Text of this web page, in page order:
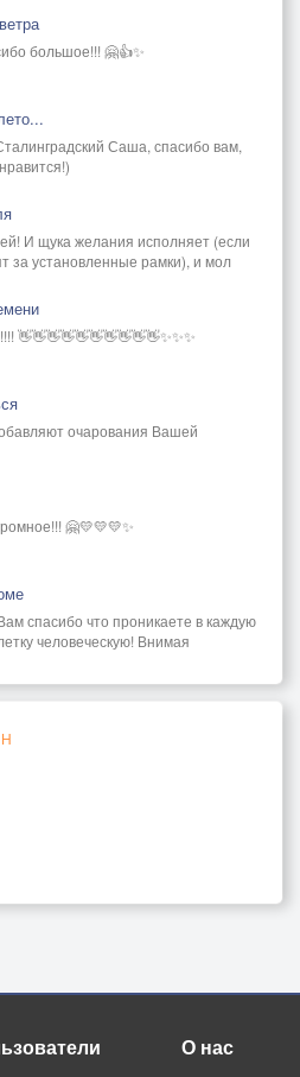
большое!!! 🤗👍✨
Саша, спасибо вам,
И щука желания исполняет (если
за установленные рамки), и мол
👋👋👋👋👋👋👋👋👋👋✨✨✨
очарования Вашей
🤗💛💛💛✨
спасибо что проникаете в каждую
человеческую! Внимая
О нас